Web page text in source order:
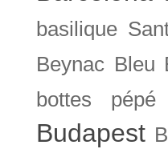
basilique
Beynac Bleu
bottes pépé
Budapest